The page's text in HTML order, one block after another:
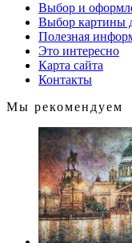
Выбор и
Выбор картины
Полезная
Это интересно
Карта сайта
Контакты
Мы рекомендуем